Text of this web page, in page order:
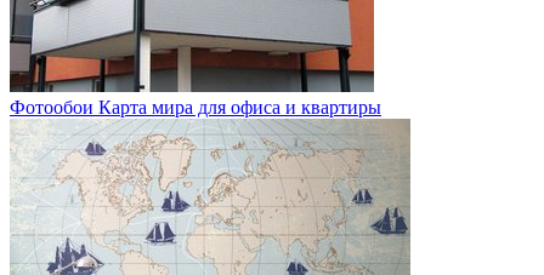
Фотообои Карта мира для офиса и квартиры